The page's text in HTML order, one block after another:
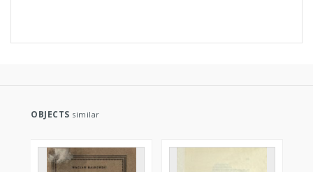
OBJECTS similar